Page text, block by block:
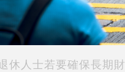
休人士若要確保長期